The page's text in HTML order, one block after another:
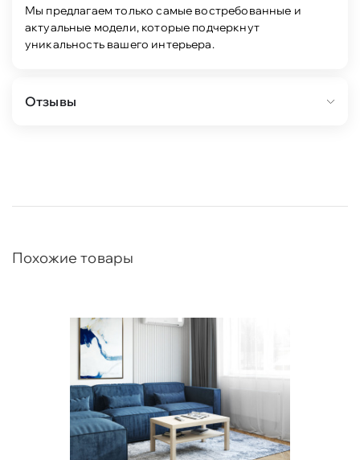
Мы предлагаем только самые востребованные и
актуальные модели, которые подчеркнут
уникальность вашего интерьера.
Отзывы
Похожие товары